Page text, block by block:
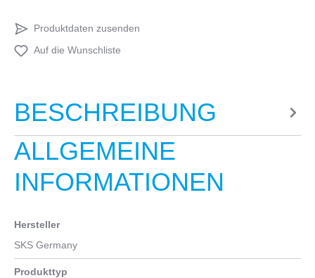
Produktdaten zusenden
Auf die Wunschliste
BESCHREIBUNG
ALLGEMEINE
INFORMATIONEN
Hersteller
SKS Germany
Produkttyp